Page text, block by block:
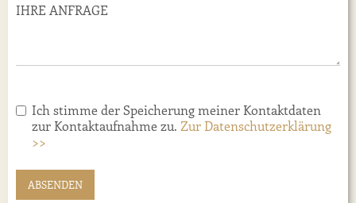
IHRE ANFRAGE
Ich stimme der Speicherung meiner Kontaktdaten
zur Kontaktaufnahme zu. Zur Datenschutzerklärung
>>